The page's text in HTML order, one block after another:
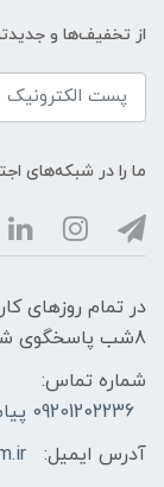
از تخفیف‌ها و
ما را در شبکه‌های
8شب پاسخگوی شما هستیم.
شماره تماس:
09201202236 پیام در بله . واتساپ . تلگرام و تماس تلفنی
آدرس ایمیل: